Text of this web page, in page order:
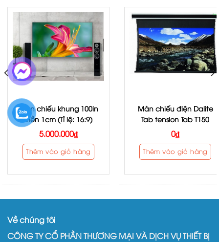
Màn chiếu khung 100in
viền 1cm (Tỉ lệ: 16:9)
5.000.000₫
Thêm vào giỏ hàng
Màn chiếu điện Dalite
Tab tension Tab T150
0₫
Thêm vào giỏ hàng
Về chúng tôi
CÔNG TY CỔ PHẦN THƯƠNG MẠI VÀ DỊCH VỤ THIẾT BỊ